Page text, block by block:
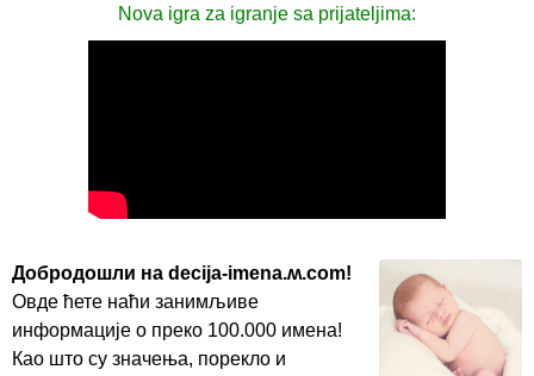
Nova igra za igranje sa prijateljima:
Добродошли на decija-imena.ʍ.com!
Овде ћете наћи занимљиве
информације о преко 100.000 имена!
Као што су значења, порекло и